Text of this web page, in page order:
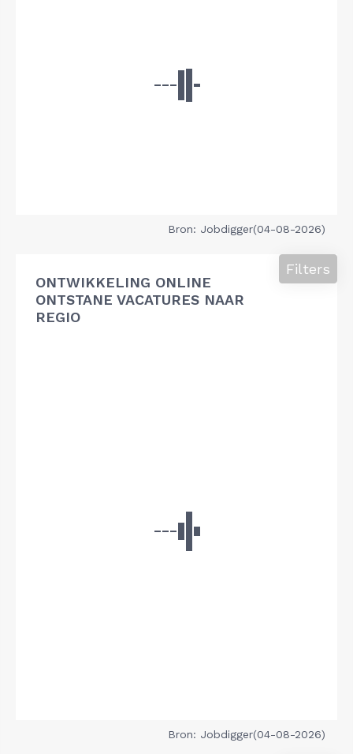
Bron: Jobdigger(04-08-2026)
ONTWIKKELING ONLINE
ONTSTANE VACATURES NAAR
REGIO
Filters
Bron: Jobdigger(04-08-2026)